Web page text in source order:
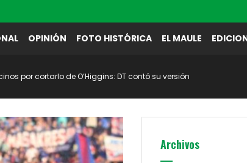
OPINIÓN FOTO HISTÓRICA EL MAULE
por cortarlo de O’Higgins: DT contó su versión
Archivos